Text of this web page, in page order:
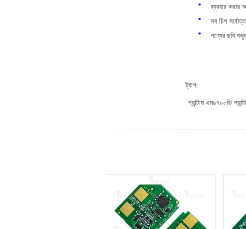
ব্যবহার করার
সব চিপ
পণ্যের ছবি
ট্যাগ:
প্যান্টাম এম৬৭০০ডি